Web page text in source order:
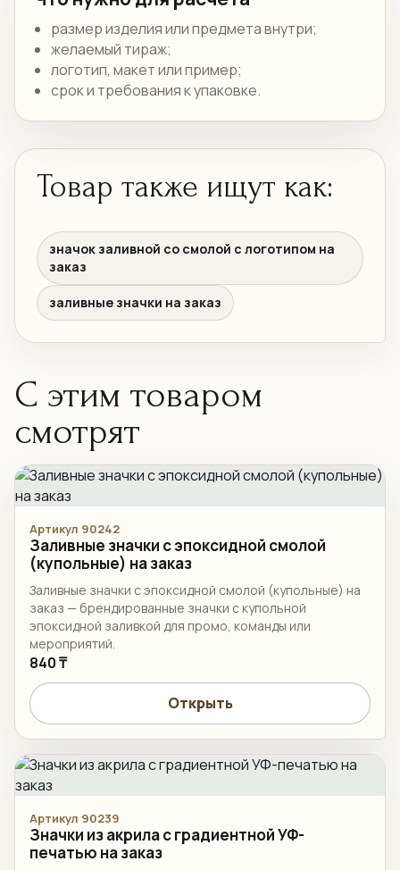
размер изделия или предмета внутри;
желаемый тираж;
логотип, макет или пример;
срок и требования к упаковке.
Товар также ищут как:
значок заливной со смолой с логотипом на
заказ
заливные значки на заказ
С этим товаром
смотрят
Артикул 90242
Заливные значки с эпоксидной смолой
(купольные) на заказ
Заливные значки с эпоксидной смолой (купольные) на
заказ — брендированные значки с купольной
эпоксидной заливкой для промо, команды или
мероприятий.
840 ₸
Открыть
Артикул 90239
Значки из акрила с градиентной УФ-
печатью на заказ